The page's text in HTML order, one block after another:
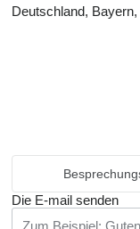
Deutschland,
Die E-mail senden